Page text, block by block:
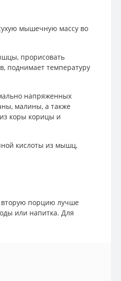
мышечную массу во
прорисовать
поднимает температуру
напряженных
малины, а также
коры корицы и
кислоты из мышц,
вторую порцию лучше
или напитка. Для